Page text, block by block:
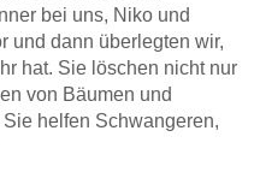
bei uns, Niko und
und dann überlegten wir,
hat. Sie löschen nicht nur
von Bäumen und
helfen Schwangeren,